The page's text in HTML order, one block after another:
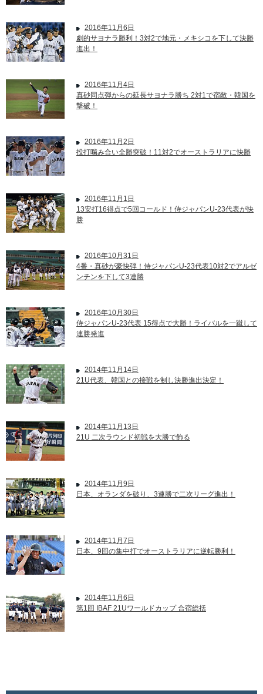
2016年11月6日
劇的サヨナラ勝利！3対2で地元・メキシコを下して決勝
進出！
2016年11月4日
真砂同点弾からの延長サヨナラ勝ち 2対1で宿敵・韓国を
撃破！
2016年11月2日
投打噛み合い全勝突破！11対2でオーストラリアに快勝
2016年11月1日
13安打16得点で5回コールド！侍ジャパンU-23代表が快
勝
2016年10月31日
4番・真砂が豪快弾！侍ジャパンU-23代表10対2でアルゼ
ンチンを下して3連勝
2016年10月30日
侍ジャパンU-23代表 15得点で大勝！ライバルを一蹴して
連勝発進
2014年11月14日
21U代表、韓国との接戦を制し決勝進出決定！
2014年11月13日
21U 二次ラウンド初戦を大勝で飾る
2014年11月9日
日本、オランダを破り、3連勝で二次リーグ進出！
2014年11月7日
日本、9回の集中打でオーストラリアに逆転勝利！
2014年11月6日
第1回 IBAF 21Uワールドカップ 合宿総括